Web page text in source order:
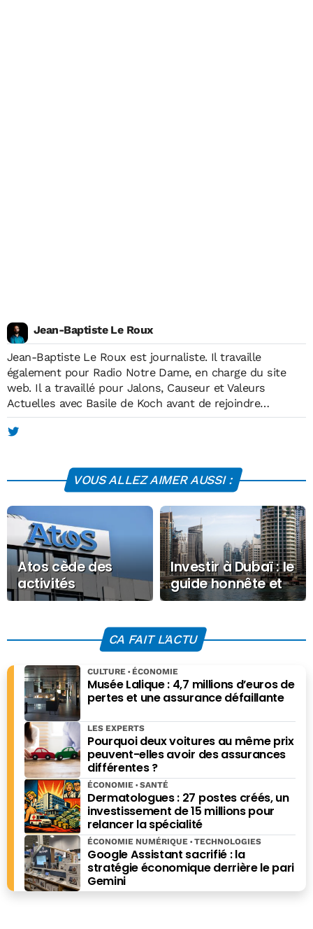
Jean-Baptiste Le Roux
Jean-Baptiste Le Roux est journaliste. Il travaille
également pour Radio Notre Dame, en charge du site
web. Il a travaillé pour Jalons, Causeur et Valeurs
Actuelles avec Basile de Koch avant de rejoindre
Economie Matin, à sa création, en mai 2012. Il est
diplômé de l'Institut européen de journalisme (IEJ) et
publie de temps en temps dans la presse économique
spécialisée.
VOUS ALLEZ AIMER AUSSI :
Atos cède des
activités
stratégiques à
Investir à Dubaï : le
guide honnête et
pratique pour les
CA FAIT L'ACTU
Musée Lalique : 4,7 millions d’euros de
pertes et une assurance défaillante
CULTURE ÉCONOMIE
Pourquoi deux voitures au même prix
peuvent-elles avoir des assurances
différentes ?
LES EXPERTS
Dermatologues : 27 postes créés, un
investissement de 15 millions pour
relancer la spécialité
ÉCONOMIE SANTÉ
Google Assistant sacrifié : la
stratégie économique derrière le pari
Gemini
ÉCONOMIE NUMÉRIQUE TECHNOLOGIES